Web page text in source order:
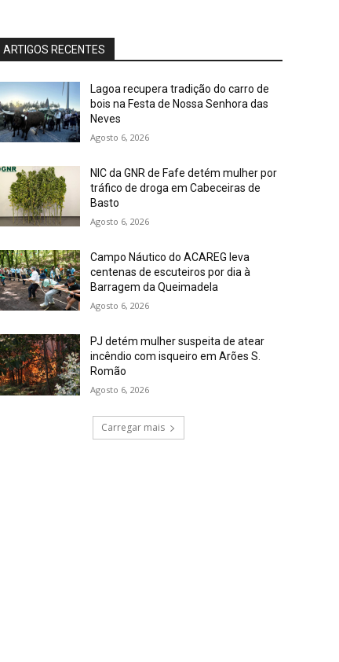
ARTIGOS RECENTES
Lagoa recupera tradição do carro de
bois na Festa de Nossa Senhora das
Neves
Agosto 6, 2026
NIC da GNR de Fafe detém mulher por
tráfico de droga em Cabeceiras de
Basto
Agosto 6, 2026
Campo Náutico do ACAREG leva
centenas de escuteiros por dia à
Barragem da Queimadela
Agosto 6, 2026
PJ detém mulher suspeita de atear
incêndio com isqueiro em Arões S.
Romão
Agosto 6, 2026
Carregar mais